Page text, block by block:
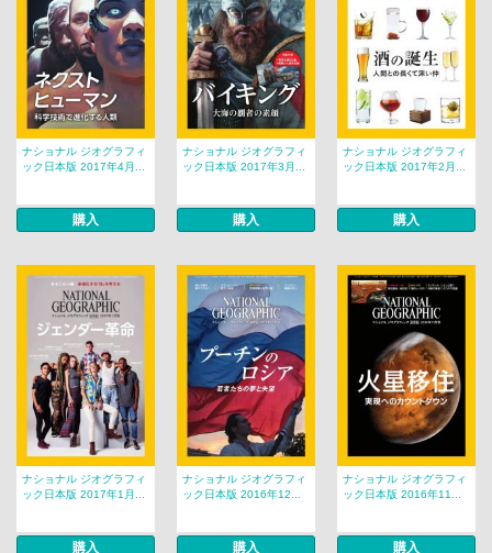
ナショナル ジオグラフィ
ック日本版 2017年4月...
購入
ナショナル ジオグラフィ
ック日本版 2017年3月...
購入
ナショナル ジオグラフィ
ック日本版 2017年2月...
購入
ナショナル ジオグラフィ
ック日本版 2017年1月...
購入
ナショナル ジオグラフィ
ック日本版 2016年12...
購入
ナショナル ジオグラフィ
ック日本版 2016年11...
購入